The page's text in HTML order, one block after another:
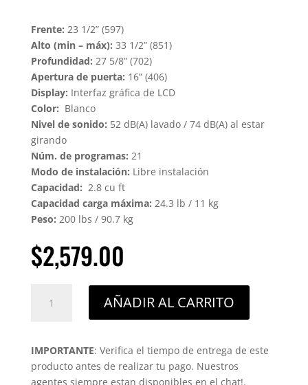
Frente: 23 1/2” (597)
Alto (min – máx): 33 1/2” (851)
Profundidad: 27 5/8” (702)
Apertura de puerta: 16” (406)
Display: Interfaz gráfica de LCD
Color: Blanco
Nivel de sonido: 52 dB(A) lavado / 74 dB(A) al estar
girando
Núm. de programas: 21
Modo de instalación: Libre instalación
Capacidad: 2.8 cu ft
Capacidad carga máxima: 24.3 lb / 11 kg
Peso: 200 lbs / 90.7 kg
$2,579.00
LOGIC
cantidad
AÑADIR AL CARRITO
IMPORTANTE: Verifica el tiempo de entrega de este
producto antes de realizar tu pago. Nuestros
agentes siempre estan disponibles en el chat!.